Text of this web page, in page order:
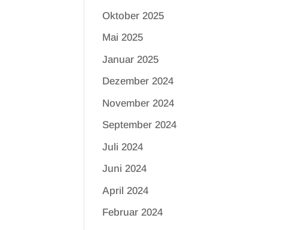
Oktober 2025
Mai 2025
Januar 2025
Dezember 2024
November 2024
September 2024
Juli 2024
Juni 2024
April 2024
Februar 2024